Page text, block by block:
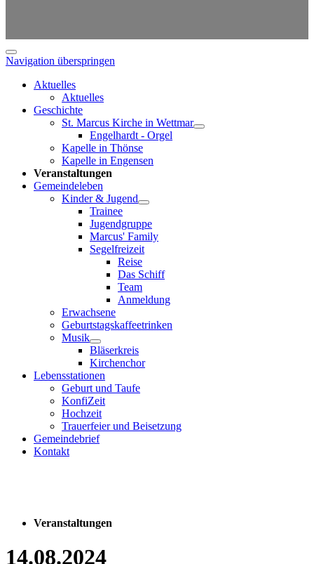
Navigation überspringen
Aktuelles
Aktuelles
Geschichte
St. Marcus Kirche in Wettmar
Engelhardt - Orgel
Kapelle in Thönse
Kapelle in Engensen
Veranstaltungen
Gemeindeleben
Kinder & Jugend
Trainee
Jugendgruppe
Marcus' Family
Segelfreizeit
Reise
Das Schiff
Team
Anmeldung
Erwachsene
Geburtstagskaffeetrinken
Musik
Bläserkreis
Kirchenchor
Lebensstationen
Geburt und Taufe
KonfiZeit
Hochzeit
Trauerfeier und Beisetzung
Gemeindebrief
Kontakt
Veranstaltungen
14.08.2024